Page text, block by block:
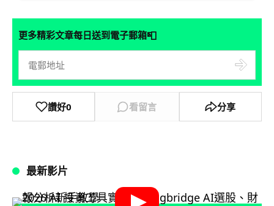
更多精彩文章每日送到電子郵箱📮
讚好0 看留言 分享
最新影片